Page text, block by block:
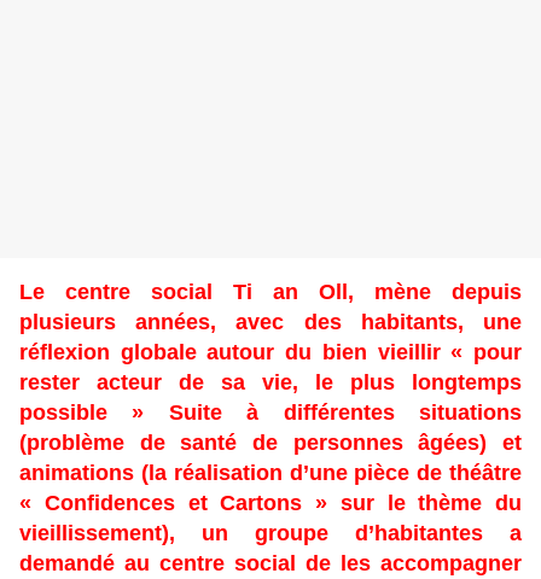
Le centre social Ti an Oll, mène depuis
plusieurs années, avec des habitants, une
réflexion globale autour du bien vieillir « pour
rester acteur de sa vie, le plus longtemps
possible » Suite à différentes situations
(problème de santé de personnes âgées) et
animations (la réalisation d’une pièce de théâtre
« Confidences et Cartons » sur le thème du
vieillissement), un groupe d’habitantes a
demandé au centre social de les accompagner